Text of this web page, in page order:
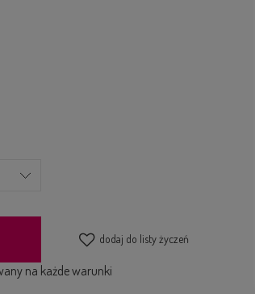
dodaj do listy życzeń
na każde warunki